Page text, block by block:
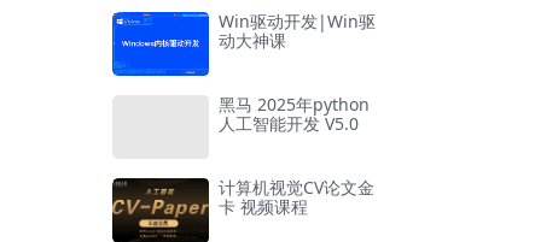
Win驱动开发|Win驱
动大神课
黑马 2025年python
人工智能开发 V5.0
计算机视觉CV论文金
卡 视频课程